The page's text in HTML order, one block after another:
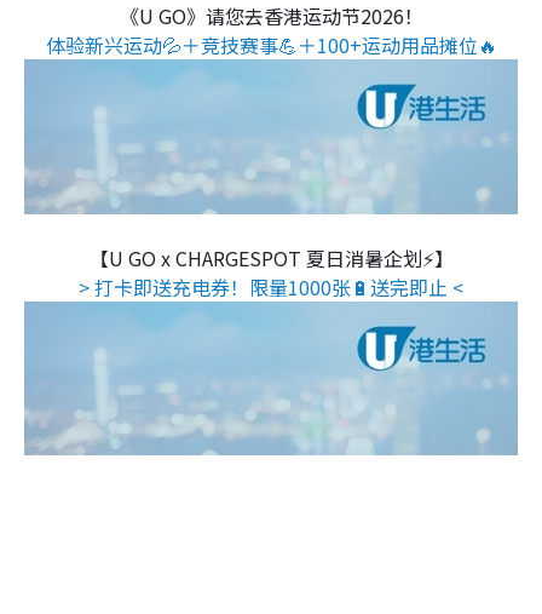
《U GO》请您去香港运动节2026！
体验新兴运动💦＋竞技赛事💪＋100+运动用品摊位🔥
【U GO x CHARGESPOT 夏日消暑企划⚡】
> 打卡即送充电券！限量1000张🔋送完即止 <